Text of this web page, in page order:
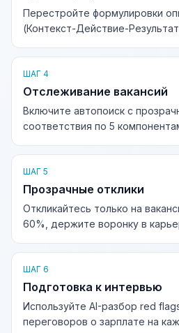
Перестройте формулировки
(Контекст-Действие-
ШАГ 4
Отслеживание вакансий
Включите автопоиск с
соответствия по 5
ШАГ 5
Прозрачные отклики
Откликайтесь только на
60%, держите воронку в
ШАГ 6
Подготовка к интервью
Используйте AI-разбор red
переговоров о зарплате на